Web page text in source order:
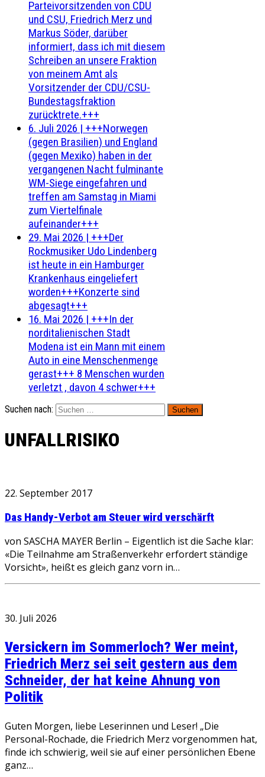
Parteivorsitzenden von CDU
und CSU, Friedrich Merz und
Markus Söder, darüber
informiert, dass ich mit diesem
Schreiben an unsere Fraktion
von meinem Amt als
Vorsitzender der CDU/CSU-
Bundestagsfraktion
zurücktrete.+++
6. Juli 2026 | +++Norwegen
(gegen Brasilien) und England
(gegen Mexiko) haben in der
vergangenen Nacht fulminante
WM-Siege eingefahren und
treffen am Samstag in Miami
zum Viertelfinale
aufeinander+++
29. Mai 2026 | +++Der
Rockmusiker Udo Lindenberg
ist heute in ein Hamburger
Krankenhaus eingeliefert
worden+++Konzerte sind
abgesagt+++
16. Mai 2026 | +++In der
norditalienischen Stadt
Modena ist ein Mann mit einem
Auto in eine Menschenmenge
gerast+++ 8 Menschen wurden
verletzt , davon 4 schwer+++
Suchen nach:
UNFALLRISIKO
22. September 2017
Das Handy-Verbot am Steuer wird verschärft
von SASCHA MAYER Berlin – Eigentlich ist die Sache klar:
«Die Teilnahme am Straßenverkehr erfordert ständige
Vorsicht», heißt es gleich ganz vorn in…
30. Juli 2026
Versickern im Sommerloch? Wer meint,
Friedrich Merz sei seit gestern aus dem
Schneider, der hat keine Ahnung von
Politik
Guten Morgen, liebe Leserinnen und Leser! „Die
Personal-Rochade, die Friedrich Merz vorgenommen hat,
finde ich schwierig, weil sie auf einer persönlichen Ebene
ganz…